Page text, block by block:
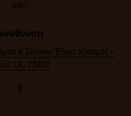
μας!​
& Σελίνου Έδρα: Κίσαμος –
Τ.Κ. 73400